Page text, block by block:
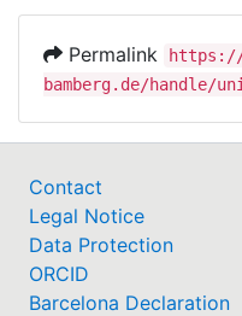
Permalink
bamberg.de/handle/
Contact
Legal Notice
Data Protection
ORCID
Barcelona Declaration